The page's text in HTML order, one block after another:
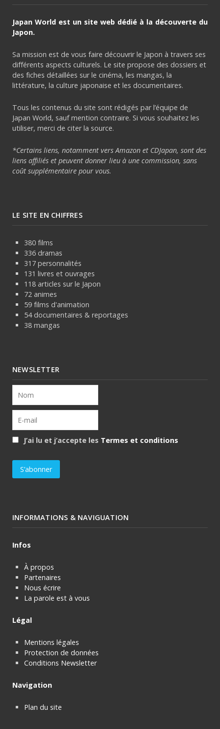
Japan World est un site web dédié à la découverte du
Japon.
Sa mission est de vous faire découvrir le Japon à travers ses
différents aspects culturels. Le site propose des dossiers et
des fiches détaillées sur le cinéma, les mangas, la
littérature, la culture japonaise et les documentaires.
Tous les contenus du site sont rédigés par l’équipe de
Japan World, sauf mention contraire. Si vous souhaitez les
utiliser, merci de citer la source.
*Certains liens, notamment vers Amazon et CDJapan, sont des
liens affiliés et peuvent donner lieu à une commission, sans
coût supplémentaire pour vous.
LE SITE EN CHIFFRES
380 films
336 dramas
317 personnalités
131 livres et ouvrages
118 articles sur le Japon
72 animes
59 films d'animation
54 documentaires & reportages
38 mangas
NEWSLETTER
J’ai lu et j’accepte les Termes et conditions
INFORMATIONS & NAVIGUATION
Infos
À propos
Partenaires
Nous écrire
La parole est à vous
Légal
Mentions légales
Protection de données
Conditions Newsletter
Navigation
Plan du site